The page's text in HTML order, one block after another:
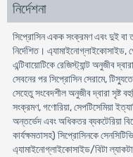
নির্দেশনা
সিপ্রোসিন একক সংক্রমণ এবং দুই বা
নির্দেশিত। এ্যামাইনোগ্লাইকোসাইড,
এন্টিবায়োটিকে রেজিস্ট্যান্ট অনুজীব
সেবনের পর সিপ্রোসিন সেরামে,
সেহেতু সংবেদশীল অনুজীব দ্বারা সৃষ্ট
সংক্রমণ, গণোরিয়া, সেপটিসেমিয়া
অন্তর্ভেদ এবং অধিকতর ব্যকটেরিয়া
কার্যক্ষমতাসহ) সিপ্রোসিনকে
এ্যামাইনোগ্লাইকোসাইড/বিটা